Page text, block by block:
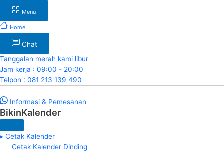
Menu
Home
Chat
Tanggalan merah kami libur
Jam kerja : 09:00 - 20:00
Telpon : 081 213 139 490
Informasi & Pemesanan
BikinKalender
▸ Cetak Kalender
Cetak Kalender Dinding